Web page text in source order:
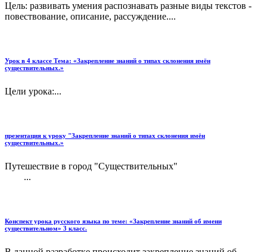
Цель: развивать умения распознавать разные виды текстов -
повествование, описание, рассуждение....
Урок в 4 классе Тема: «Закрепление знаний о типах склонения имён
существительных.»
Цели урока:...
презентация к уроку "Закрепление знаний о типах склонения имён
существительных.»
Путешествие в город "Существительных"
...
Конспект урока русского языка по теме: «Закрепление знаний об имени
существительном» 3 класс.